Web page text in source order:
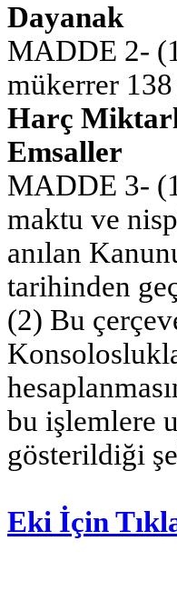
Dayanak
MADDE 2-
mükerrer 138
Harç
Emsaller
MADDE 3-
maktu ve
anılan
tarihinden
(2) Bu
bu işlemlere
gösterildiği
Eki İçin